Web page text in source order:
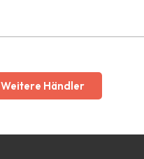
Weitere Händler